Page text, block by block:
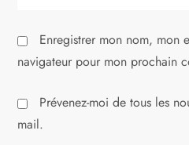
l
e
Enregistrer mon nom, mon
navigateur pour mon prochain
Prévenez-moi de tous les
mail.